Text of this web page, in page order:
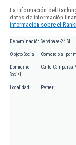
La información del
datos de información
información sobre el
Denominación Servipase-24 Sl
Objeto Social Comercio al por
Domicilio
Social
Calle Comparsa
Localidad Petrer